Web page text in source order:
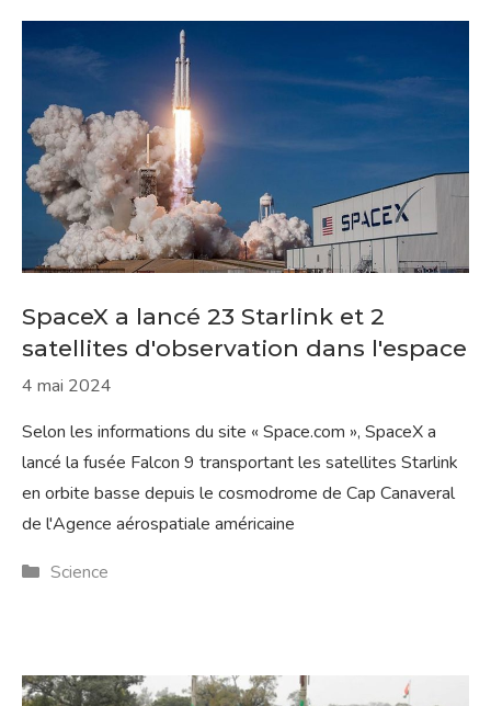
SpaceX a lancé 23 Starlink et 2
satellites d'observation dans l'espace
4 mai 2024
Selon les informations du site « Space.com », SpaceX a
lancé la fusée Falcon 9 transportant les satellites Starlink
en orbite basse depuis le cosmodrome de Cap Canaveral
de l'Agence aérospatiale américaine
Catégories
Science